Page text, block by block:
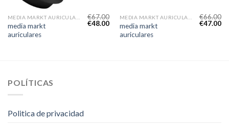
media markt
auriculares
€67.00
€48.00
media markt
auriculares
€66.00
€47.00
POLÍTICAS
Politica de privacidad